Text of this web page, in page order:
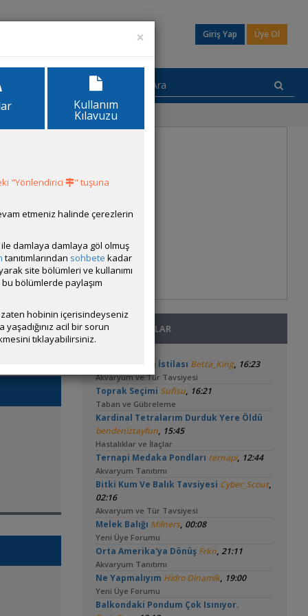
Giriş Yap Üye Ol
SON MESAJLAR
Tankta Yosun İstilası Betta_King, 16:23
Akvaryum ve Tür Tavsiyesi
Toprak Seçimi Sufisu, 16:21
Taban ve Gübreleme
Kardinal Tetralarım Durduk Yere Öldü
bendeniztayfun, 15:45
Hastalıklar ve İlaçlar
Ternapi Medaka Pondları ternapi, 12:44
Akvaryum Tanıtımı
Bitki Kum Ve Balık Tavsiyesi Cyber_Scout,
02:16
Akvaryum ve Tür Tavsiyesi
Melek Balığı Milners, 00:08
Yeni Üye Forumu
Orta Amerika'ya Dönüş Frkn,21:11
Akvaryum Tanıtımı
Ne Yapmalıyım Hidro Dinamik, 19:00
Yeni Üye Forumu
Balkondaki Pondum Çok Isınıyor.
×
Kullanım
Kılavuzu
"Yönlendirici
" tuşuna
etmeniz halinde çerezlerin
ile damlaya damlaya göl olmuş
tanıtımlarından sohbete kadar
site bölümleri ve kullanımı
bölümlerde paylaşım
hobinin içerisindeyseniz
acil bir sorun
tıklayabilirsiniz.